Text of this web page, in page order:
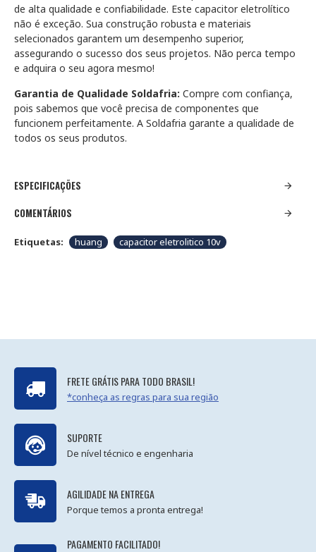
de alta qualidade e confiabilidade. Este capacitor eletrolítico
não é exceção. Sua construção robusta e materiais
selecionados garantem um desempenho superior,
assegurando o sucesso dos seus projetos. Não perca tempo
e adquira o seu agora mesmo!
Garantia de Qualidade Soldafria: Compre com confiança,
pois sabemos que você precisa de componentes que
funcionem perfeitamente. A Soldafria garante a qualidade de
todos os seus produtos.
ESPECIFICAÇÕES
COMENTÁRIOS
Etiquetas: huang capacitor eletrolitico 10v
FRETE GRÁTIS PARA TODO BRASIL!
*conheça as regras para sua região
SUPORTE
De nível técnico e engenharia
AGILIDADE NA ENTREGA
Porque temos a pronta entrega!
PAGAMENTO FACILITADO!